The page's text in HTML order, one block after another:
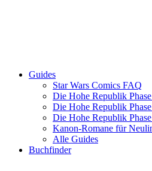
Guides
Star Wars Comics FAQ
Die Hohe Republik
Die Hohe Republik
Die Hohe Republik
Kanon-Romane für
Alle Guides
Buchfinder